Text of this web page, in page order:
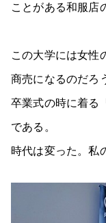
ことがある和服店
この大学には女性
商売になるのだろ
卒業式の時に着る
である。
時代は変った。私